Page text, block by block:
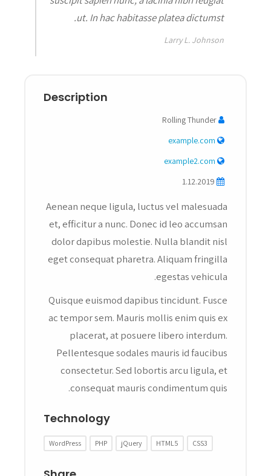
ut. In hac habitasse platea dictumst.
Larry L. Johnson
Description
example.com
example2.com
Aenean neque ligula, luctus vel malesuada
et, efficitur a nunc. Donec id leo accumsan
dolor dapibus molestie. Nulla blandit nisl
eget consequat pharetra. Aliquam fringilla
egestas vehicula.
Quisque euismod dapibus tincidunt. Fusce
ac tempor sem. Mauris mollis enim quis ex
placerat, at posuere libero interdum.
Pellentesque sodales mauris id faucibus
consectetur. Sed lobortis arcu ligula, et
consequat mauris condimentum quis.
Technology
CSS3
HTML5
jQuery
PHP
WordPress